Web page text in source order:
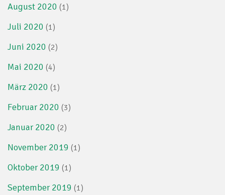
August 2020 (1)
Juli 2020 (1)
Juni 2020 (2)
Mai 2020 (4)
März 2020 (1)
Februar 2020 (3)
Januar 2020 (2)
November 2019 (1)
Oktober 2019 (1)
September 2019 (1)